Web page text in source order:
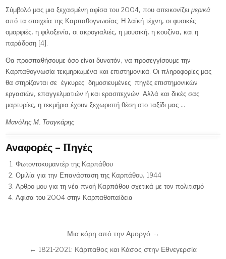
Σύμβολό μας μια ξεχασμένη αφίσα του 2004, που απεικονίζειμερικά
από τα στοιχεία της Καρπαθογνωσίας. Η λαϊκή τέχνη, οι φυσικές
ομορφιές, η φιλοξενία, οι ακρογιαλιές, η μουσική, η κουζίνα, και η
παράδοση [4].
Θα προσπαθήσουμε όσο είναι δυνατόν, να προσεγγίσουμε την
Καρπαθογνωσία τεκμηριωμένα και επιστημονικά. Οι πληροφορίες μας
θα στηρίζονται σε έγκυρες δημοσιευμένες πηγές επιστημονικών
εργασιών, επαγγελματιών ή και ερασιτεχνών. Αλλά και δικές σας
μαρτυρίες, η τεκμήρια έχουν ξεχωριστή θέση στο ταξίδι μας …
Μανόλης Μ. Τσαγκάρης
Αναφορές – Πηγές
Φωτοντοκυμαντέρ της Καρπάθου
Ομιλία για την Επανάσταση της Καρπάθου, 1944
Αρθρο μου για τη νέα πνοή Καρπάθου σχετικά με τον πολιτισμό
Αφίσα του 2004 στην Καρπαθοπαίδεια
navigation
Μια κόρη από την Αμοργό →
← 1821-2021: Κάρπαθος και Κάσος στην Εθνεγερσία